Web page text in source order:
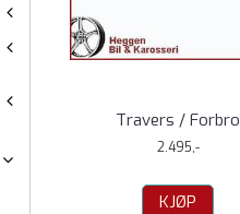
Travers / Forbro
2.495,-
KJØP